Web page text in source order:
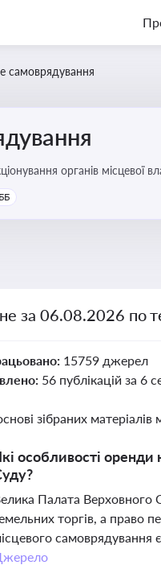
самоврядування
органів місцевої
за 06.08.2026 по
15759 джерел
56 публікацій за 6
зібраних
особливості
Палата Верховного
торгів, а право
самоврядування